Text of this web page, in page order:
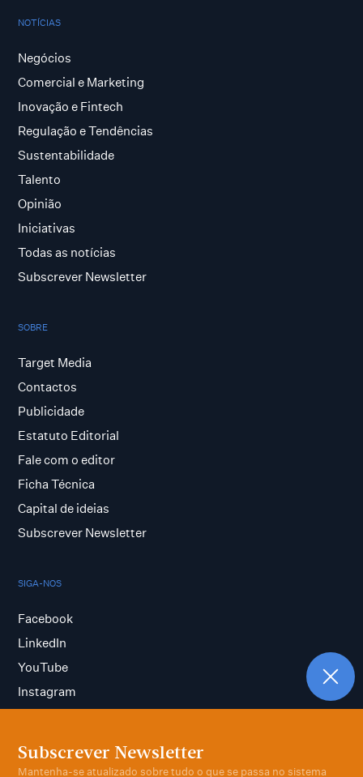
Subscrever Newsletter
Mantenha-se atualizado sobre tudo o que se passa no sistema
NOTÍCIAS
Negócios
Comercial e Marketing
Inovação e Fintech
Regulação e Tendências
Sustentabilidade
Talento
Opinião
Iniciativas
Todas as notícias
Subscrever Newsletter
SOBRE
Target Media
Contactos
Publicidade
Estatuto Editorial
Fale com o editor
Ficha Técnica
Capital de ideias
Subscrever Newsletter
SIGA-NOS
Facebook
LinkedIn
YouTube
Instagram
Termos e condições
Política de privacidade